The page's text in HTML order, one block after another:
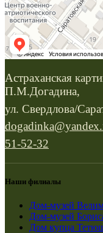
Астраханская
П.М.Догадина,
ул. Свердлова/
51-52-32
Наши филиалы
Дом-музей
Дом-музей
Дом купца